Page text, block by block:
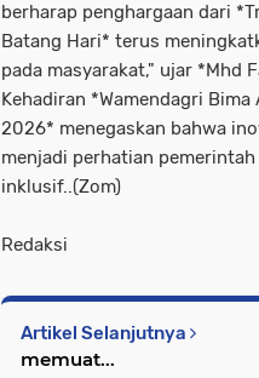
berharap penghargaan dari
Batang Hari* terus
pada masyarakat," ujar *Mhd
Kehadiran *Wamendagri
2026* menegaskan bahwa
menjadi perhatian
inklusif..(Zom)
Redaksi
Artikel Selanjutnya
memuat...